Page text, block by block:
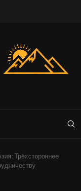
Трёхстороннее